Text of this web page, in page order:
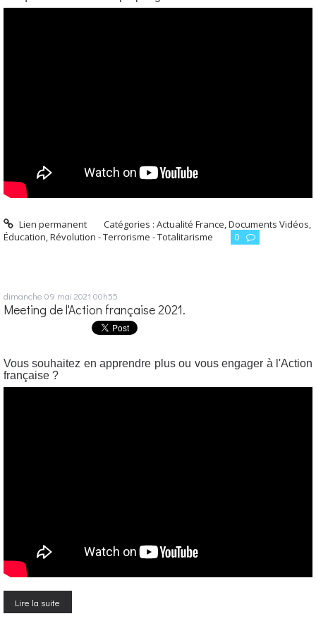
Lien permanent Catégories :Actualité France,Documents Vidéos,
Éducation,Révolution - Terrorisme - Totalitarisme 0
dimanche 09 mai 2021 00h55
Meeting de l'Action française 2021.
Vous souhaitez en apprendre plus ou vous engager à l'Action
française ?
Lire la suite